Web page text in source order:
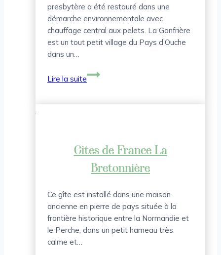
presbytère a été restauré dans une
démarche environnementale avec
chauffage central aux pelets. La Gonfrière
est un tout petit village du Pays d’Ouche
dans un…
Lire la suite
Gîte
Presbytère
Gîtes de France La
Bretonnière
Ce gîte est installé dans une maison
ancienne en pierre de pays située à la
frontière historique entre la Normandie et
le Perche, dans un petit hameau très
calme et…